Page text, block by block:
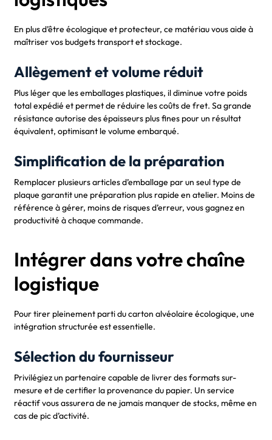
En plus d’être écologique et protecteur, ce matériau vous aide à
maîtriser vos budgets transport et stockage.
Allègement et volume réduit
Plus léger que les emballages plastiques, il diminue votre poids
total expédié et permet de réduire les coûts de fret. Sa grande
résistance autorise des épaisseurs plus fines pour un résultat
équivalent, optimisant le volume embarqué.
Simplification de la préparation
Remplacer plusieurs articles d’emballage par un seul type de
plaque garantit une préparation plus rapide en atelier. Moins de
référence à gérer, moins de risques d’erreur, vous gagnez en
productivité à chaque commande.
Intégrer dans votre chaîne
logistique
Pour tirer pleinement parti du carton alvéolaire écologique, une
intégration structurée est essentielle.
Sélection du fournisseur
Privilégiez un partenaire capable de livrer des formats sur-
mesure et de certifier la provenance du papier. Un service
réactif vous assurera de ne jamais manquer de stocks, même en
cas de pic d’activité.